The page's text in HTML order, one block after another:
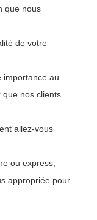
que nous
de votre
importance au
nos clients
allez-vous
ou express,
appropriée pour